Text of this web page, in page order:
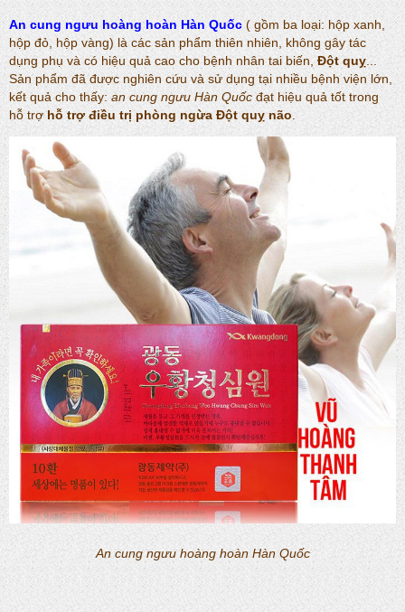
An cung ngưu hoàng hoàn Hàn Quốc ( gồm ba loại: hộp xanh,
hộp đỏ, hộp vàng) là các sản phẩm thiên nhiên, không gây tác
dụng phụ và có hiệu quả cao cho bệnh nhân tai biến, Đột quỵ...
Sản phẩm đã được nghiên cứu và sử dụng tại nhiều bệnh viện lớn,
kết quả cho thấy: an cung ngưu Hàn Quốcđạt hiệu quả tốt trong
hỗ trợhỗ trợ điều trị phòng ngừa Đột quỵ não.
An cung ngưu hoàng hoàn Hàn Quốc